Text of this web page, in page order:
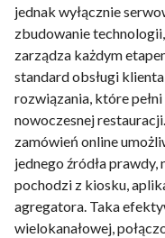
jednak wyłącznie
zbudowanie
zarządza każdym
standard obsługi
rozwiązania, które
nowoczesnej
zamówień online
jednego źródła
pochodzi z kiosku,
agregatora. Taka
wielokanałowej,